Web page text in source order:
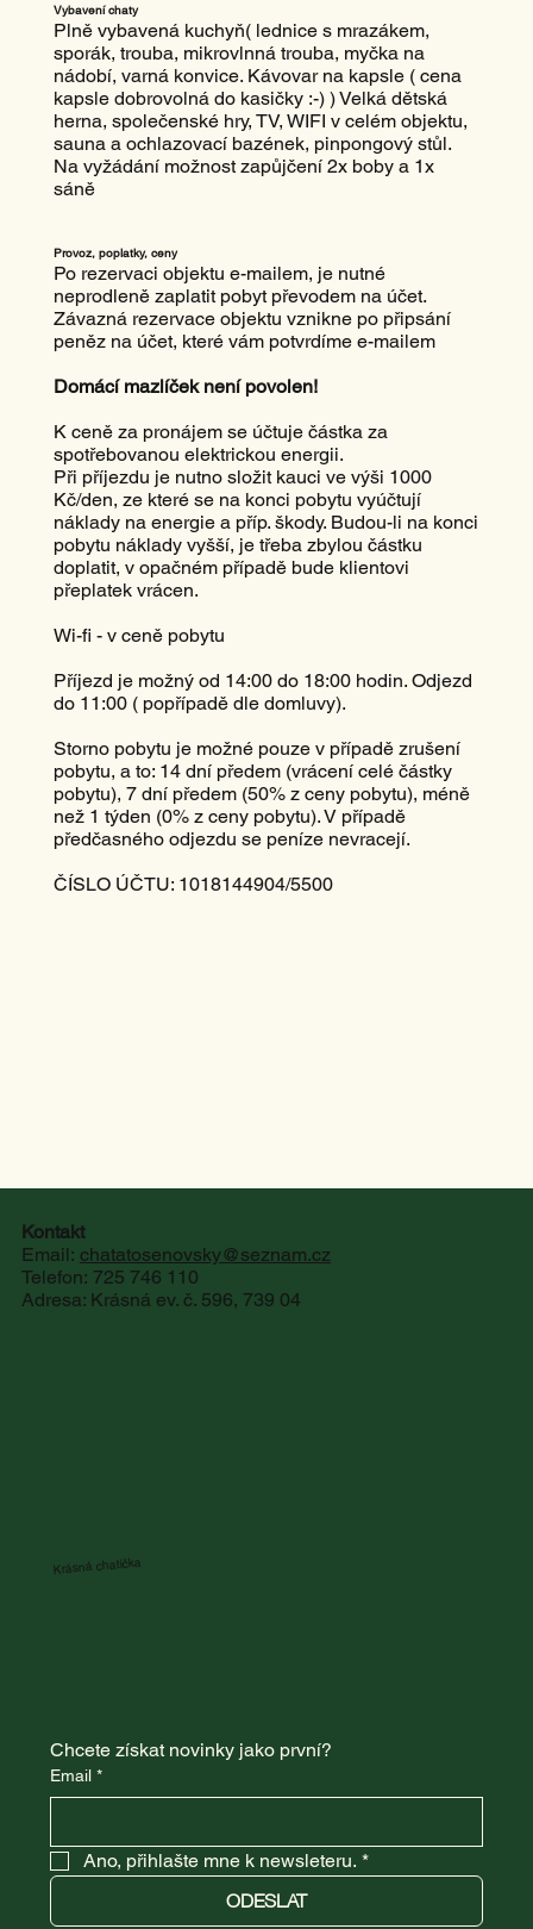
Vybavení chaty
Plně vybavená kuchyň( lednice s mrazákem,
sporák, trouba, mikrovlnná trouba, myčka na
nádobí, varná konvice. Kávovar na kapsle ( cena
kapsle dobrovolná do kasičky :-) ) Velká dětská
herna, společenské hry, TV, WIFI v celém objektu,
sauna a ochlazovací bazének, pinpongový stůl.
Na vyžádání možnost zapůjčení 2x boby a 1x
sáně
Provoz, poplatky, ceny
Po rezervaci objektu e-mailem, je nutné
neprodleně zaplatit pobyt převodem na účet.
Závazná rezervace objektu vznikne po připsání
peněz na účet, které vám potvrdíme e-mailem
Domácí mazlíček není povolen!
K ceně za pronájem se účtuje částka za
spotřebovanou elektrickou energii.
Při příjezdu je nutno složit kauci ve výši 1000
Kč/den, ze které se na konci pobytu vyúčtují
náklady na energie a příp. škody. Budou-li na konci
pobytu náklady vyšší, je třeba zbylou částku
doplatit, v opačném případě bude klientovi
přeplatek vrácen.
Wi-fi - v ceně pobytu
Příjezd je možný od 14:00 do 18:00 hodin. Odjezd
do 11:00 ( popřípadě dle domluvy).
Storno pobytu je možné pouze v případě zrušení
pobytu, a to: 14 dní předem (vrácení celé částky
pobytu), 7 dní předem (50% z ceny pobytu), méně
než 1 týden (0% z ceny pobytu). V případě
předčasného odjezdu se peníze nevracejí.
ČÍSLO ÚČTU: 1018144904/5500
Krásná chatička
Chcete získat novinky jako první?
Email *
Ano, přihlašte mne k newsleteru. *
ODESLAT
Kontakt
Email: chatatosenovsky@seznam.cz
Telefon: 725 746 110
Adresa: Krásná ev. č. 596, 739 04